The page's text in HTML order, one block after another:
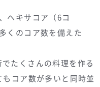
ヘキサコア（6コ
くのコア数を備えた
たくさんの料理を作る
コア数が多いと同時並